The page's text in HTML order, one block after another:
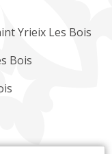
Yrieix Les Bois
Bois